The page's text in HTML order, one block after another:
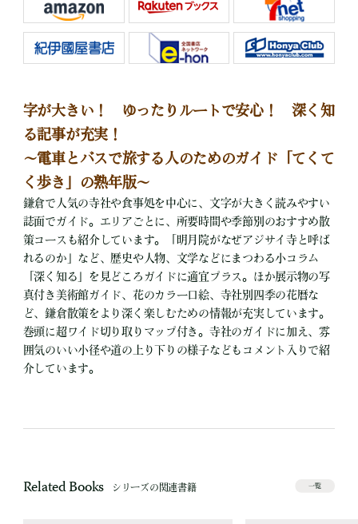
字が大きい！ ゆったりルートで安心！ 深く知
る記事が充実！
～電車とバスで旅する人のためのガイド「てくて
く歩き」の熟年版～
鎌倉で人気の寺社や食事処を中心に、文字が大きく読みやすい
誌面でガイド。エリアごとに、所要時間や季節別のおすすめ散
策コースも紹介しています。「明月院がなぜアジサイ寺と呼ば
れるのか」など、歴史や人物、文学などにまつわる小コラム
「深く知る」を見どころガイドに適宜プラス。ほか展示物の写
真付き美術館ガイド、花のカラー口絵、寺社別四季の花暦な
ど、鎌倉散策をより深く楽しむための情報が充実しています。
巻頭に超ワイド切り取りマップ付き。寺社のガイドに加え、雰
囲気のいい小径や道の上り下りの様子などもコメント入りで紹
介しています。
Related Books シリーズの関連書籍 一覧